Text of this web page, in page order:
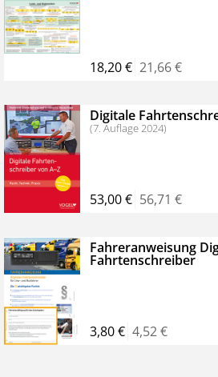
Bestellen Sie jetzt das
Kennenlern-Abo für zwei Monate
Monaten brauchen Sie nichts
Abonnement endet automatisch,
weiteren Verpflichtungen.
18,20 € 21,66 €
Digitale
(7. Auflage 2024)
53,00 € 56,71 €
Fahreranweisung
Fahrtenschreiber
3,80 € 4,52 €